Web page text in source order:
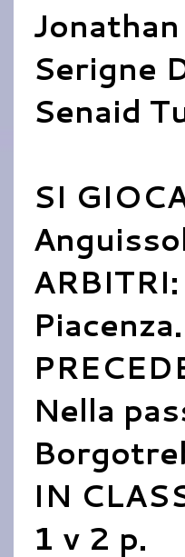
Serigne
Senaid
SI
Piacenza.
Nella
IN
1 v 2 p.